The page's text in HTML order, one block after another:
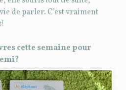
de parler. C’est vraiment
cette semaine pour